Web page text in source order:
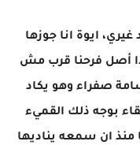
ايوة انا جوزها
أصل فرحنا قرب مش
صفراء وهو يكاد
بوجه ذلك القميء
ان سمعه يناديها